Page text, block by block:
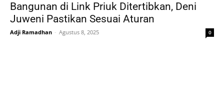
Bangunan di Link Priuk Ditertibkan, Deni
Juweni Pastikan Sesuai Aturan
Adji Ramadhan - Agustus 8, 2025 0